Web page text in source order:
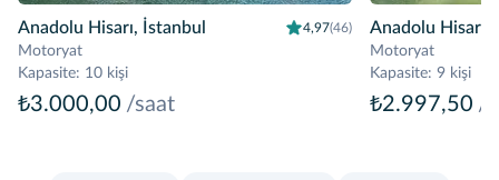
Anadolu Hisarı, İstanbul 4,97(46)
Motoryat
Kapasite: 10 kişi
₺3.000,00 /saat
Anadolu Hisarı,
Motoryat
Kapasite: 9 kişi
₺2.997,50 /